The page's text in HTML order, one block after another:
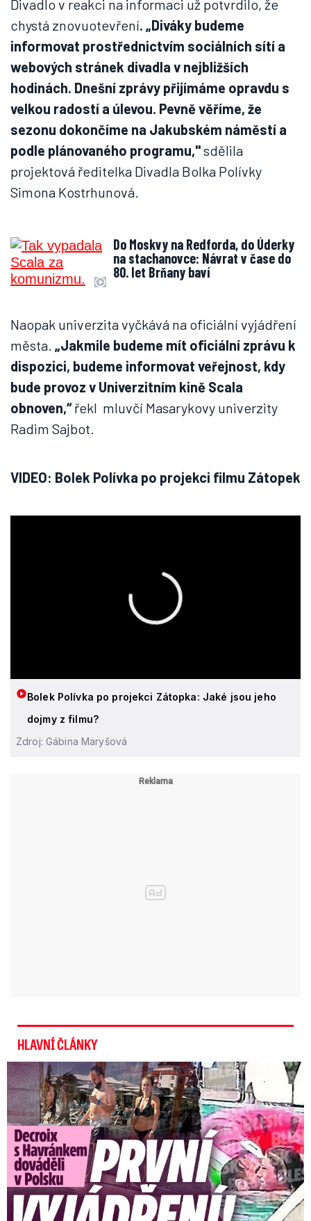
Divadlo v reakci na informaci už potvrdilo, že
chystá znovuotevření. „Diváky budeme
informovat prostřednictvím sociálních sítí a
webových stránek divadla v nejbližších
hodinách. Dnešní zprávy přijímáme opravdu s
velkou radostí a úlevou. Pevně věříme, že
sezonu dokončíme na Jakubském náměstí a
podle plánovaného programu,"sdělila
projektová ředitelka Divadla Bolka Polívky
Simona Kostrhunová.
Do Moskvy na Redforda, do Úderky
na stachanovce: Návrat v čase do
80. let Brňany baví
Naopak univerzita vyčkává na oficiální vyjádření
města. „Jakmile budeme mít oficiální zprávu k
dispozici, budeme informovat veřejnost, kdy
bude provoz v Univerzitním kině Scala
obnoven,“řekl mluvčí Masarykovy univerzity
Radim Sajbot.
VIDEO: Bolek Polívka po projekci filmu Zátopek
Bolek Polívka po projekci Zátopka: Jaké jsou jeho
dojmy z filmu?
Zdroj: Gábina Maryšová
HLAVNÍ ČLÁNKY
Exministryně s Havránkem dováděli v Polsku: První slova!